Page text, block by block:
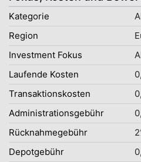
Kategorie
Region
Investment Fokus
Laufende Kosten
Transaktionskosten
Administrationsgebühr
Rücknahmegebühr
Depotgebühr